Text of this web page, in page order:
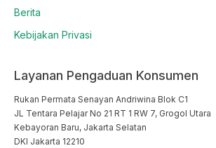
Berita
Kebijakan Privasi
Layanan Pengaduan Konsumen
Rukan Permata Senayan Andriwina Blok C1
JL Tentara Pelajar No 21 RT 1 RW 7, Grogol Utara
Kebayoran Baru, Jakarta Selatan
DKI Jakarta 12210